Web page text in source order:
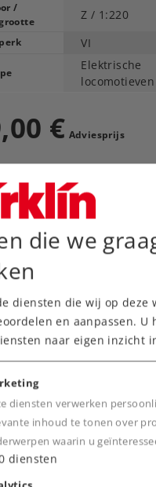
/
Z / 1:220
VI
Elektrische
locomotieven
€ Adviesprijs
vanaf fabriek.
zoeken
bestellen
die we
diensten die wij op deze
en aanpassen. U
naar eigen inzicht
diensten verwerken
inhoud te tonen over
waarin u
diensten